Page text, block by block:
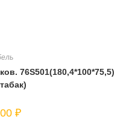
76S501(180,4*100*75,5)
₽